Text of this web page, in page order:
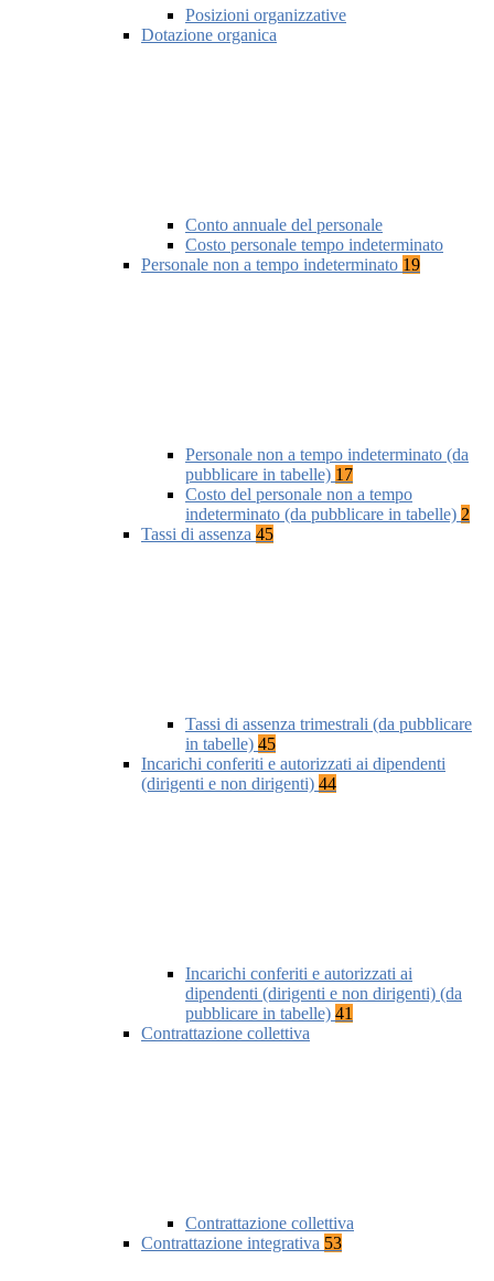
Posizioni organizzative
Dotazione organica
Conto annuale del personale
Costo personale tempo indeterminato
Personale non a tempo indeterminato 19
Personale non a tempo indeterminato (da
pubblicare in tabelle) 17
Costo del personale non a tempo
indeterminato (da pubblicare in tabelle) 2
Tassi di assenza 45
Tassi di assenza trimestrali (da pubblicare
in tabelle) 45
Incarichi conferiti e autorizzati ai dipendenti
(dirigenti e non dirigenti) 44
Incarichi conferiti e autorizzati ai
dipendenti (dirigenti e non dirigenti) (da
pubblicare in tabelle) 41
Contrattazione collettiva
Contrattazione collettiva
Contrattazione integrativa 53